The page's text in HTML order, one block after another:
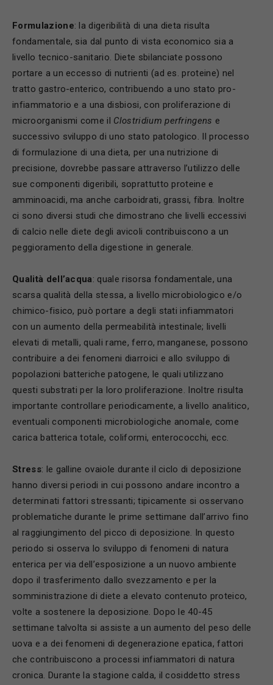
Formulazione: la digeribilità di una dieta risulta
fondamentale, sia dal punto di vista economico sia a
livello tecnico-sanitario. Diete sbilanciate possono
portare a un eccesso di nutrienti (ad es. proteine) nel
tratto gastro-enterico, contribuendo a uno stato pro-
infiammatorio e a una disbiosi, con proliferazione di
microorganismi come il Clostridium perfringens e
successivo sviluppo di uno stato patologico. Il processo
di formulazione di una dieta, per una nutrizione di
precisione, dovrebbe passare attraverso l’utilizzo delle
sue componenti digeribili, soprattutto proteine e
amminoacidi, ma anche carboidrati, grassi, fibra. Inoltre
ci sono diversi studi che dimostrano che livelli eccessivi
di calcio nelle diete degli avicoli contribuiscono a un
peggioramento della digestione in generale.
Qualità dell’acqua: quale risorsa fondamentale, una
scarsa qualità della stessa, a livello microbiologico e/o
chimico-fisico, può portare a degli stati infiammatori
con un aumento della permeabilità intestinale; livelli
elevati di metalli, quali rame, ferro, manganese, possono
contribuire a dei fenomeni diarroici e allo sviluppo di
popolazioni batteriche patogene, le quali utilizzano
questi substrati per la loro proliferazione. Inoltre risulta
importante controllare periodicamente, a livello analitico,
eventuali componenti microbiologiche anomale, come
carica batterica totale, coliformi, enterococchi, ecc.
Stress: le galline ovaiole durante il ciclo di deposizione
hanno diversi periodi in cui possono andare incontro a
determinati fattori stressanti; tipicamente si osservano
problematiche durante le prime settimane dall’arrivo fino
al raggiungimento del picco di deposizione. In questo
periodo si osserva lo sviluppo di fenomeni di natura
enterica per via dell’esposizione a un nuovo ambiente
dopo il trasferimento dallo svezzamento e per la
somministrazione di diete a elevato contenuto proteico,
volte a sostenere la deposizione. Dopo le 40-45
settimane talvolta si assiste a un aumento del peso delle
uova e a dei fenomeni di degenerazione epatica, fattori
che contribuiscono a processi infiammatori di natura
cronica. Durante la stagione calda, il cosiddetto stress